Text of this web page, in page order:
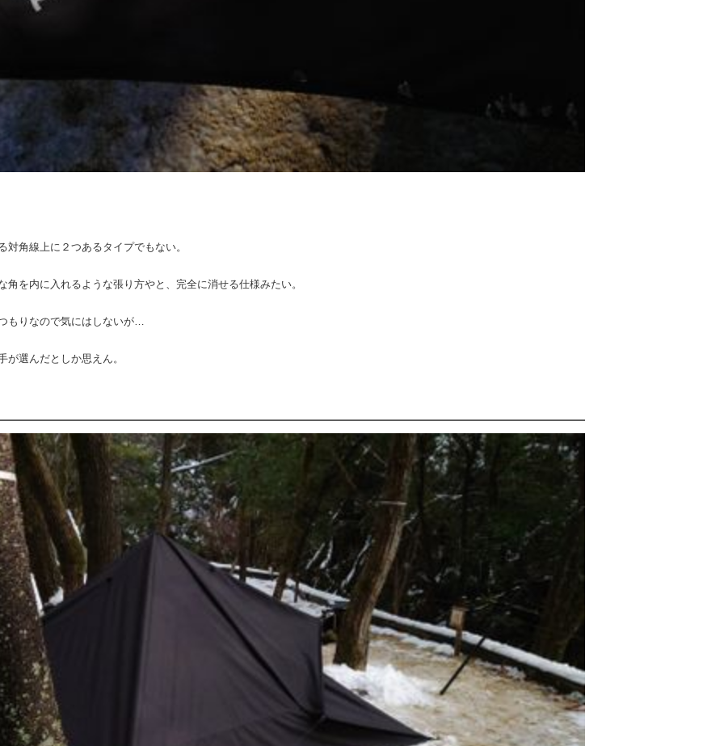
角線上に２つあるタイプでもない。
を内に入れるような張り方やと、完全に消せる仕様みたい。
もりなので気にはしないが…
選んだとしか思えん。